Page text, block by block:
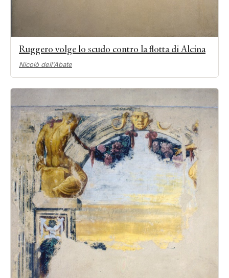
Ruggero volge lo scudo contro la flotta di Alcina
Nicolò dell'Abate